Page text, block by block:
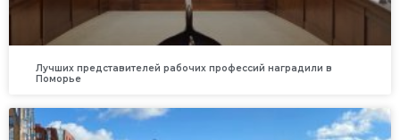
Лучших представителей рабочих профессий наградили в
Поморье